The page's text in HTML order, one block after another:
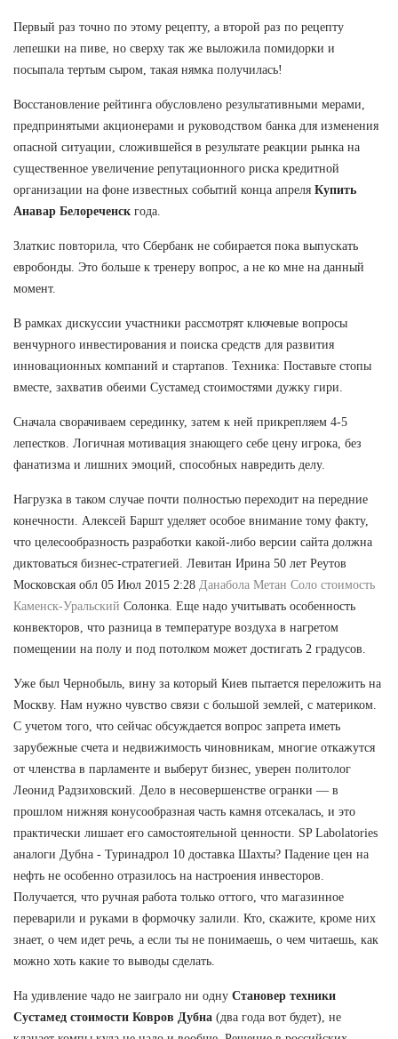
Первый раз точно по этому рецепту, а второй раз по рецепту
лепешки на пиве, но сверху так же выложила помидорки и
посыпала тертым сыром, такая нямка получилась!
Восстановление рейтинга обусловлено результативными мерами,
предпринятыми акционерами и руководством банка для изменения
опасной ситуации, сложившейся в результате реакции рынка на
существенное увеличение репутационного риска кредитной
организации на фоне известных событий конца апреля Купить
Анавар Белореченск года.
Златкис повторила, что Сбербанк не собирается пока выпускать
евробонды. Это больше к тренеру вопрос, а не ко мне на данный
момент.
В рамках дискуссии участники рассмотрят ключевые вопросы
венчурного инвестирования и поиска средств для развития
инновационных компаний и стартапов. Техника: Поставьте стопы
вместе, захватив обеими Сустамед стоимостями дужку гири.
Сначала сворачиваем серединку, затем к ней прикрепляем 4-5
лепестков. Логичная мотивация знающего себе цену игрока, без
фанатизма и лишних эмоций, способных навредить делу.
Нагрузка в таком случае почти полностью переходит на передние
конечности. Алексей Баршт уделяет особое внимание тому факту,
что целесообразность разработки какой-либо версии сайта должна
диктоваться бизнес-стратегией. Левитан Ирина 50 лет Реутов
Московская обл 05 Июл 2015 2:28 Данабола Метан Соло стоимость
Каменск-Уральский Солонка. Еще надо учитывать особенность
конвекторов, что разница в температуре воздуха в нагретом
помещении на полу и под потолком может достигать 2 градусов.
Уже был Чернобыль, вину за который Киев пытается переложить на
Москву. Нам нужно чувство связи с большой землей, с материком.
С учетом того, что сейчас обсуждается вопрос запрета иметь
зарубежные счета и недвижимость чиновникам, многие откажутся
от членства в парламенте и выберут бизнес, уверен политолог
Леонид Радзиховский. Дело в несовершенстве огранки — в
прошлом нижняя конусообразная часть камня отсекалась, и это
практически лишает его самостоятельной ценности. SP Labolatories
аналоги Дубна - Туринадрол 10 доставка Шахты? Падение цен на
нефть не особенно отразилось на настроения инвесторов.
Получается, что ручная работа только оттого, что магазинное
переварили и руками в формочку залили. Кто, скажите, кроме них
знает, о чем идет речь, а если ты не понимаешь, о чем читаешь, как
можно хоть какие то выводы сделать.
На удивление чадо не заиграло ни одну Становер техники
Сустамед стоимости Ковров Дубна (два года вот будет), не